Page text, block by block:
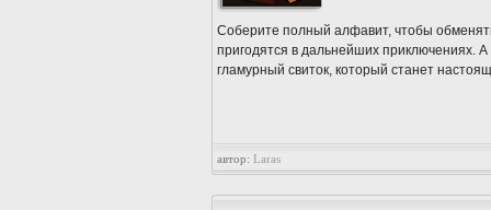
Соберите полный алфавит, чтобы
пригодятся в дальнейших приключениях.
гламурный свиток, который станет
автор: Laras